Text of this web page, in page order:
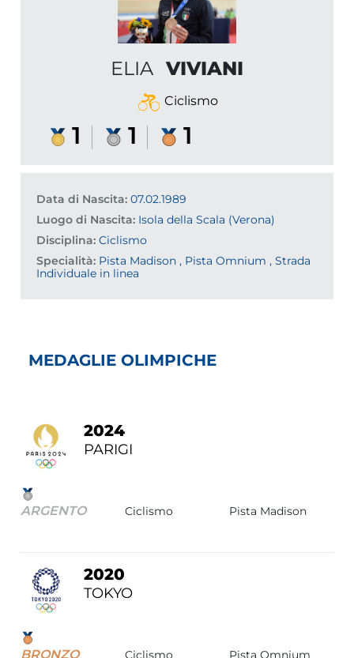
ELIA VIVIANI
Ciclismo
1 1 1
Data di Nascita: 07.02.1989
Luogo di Nascita: Isola della Scala (Verona)
Disciplina: Ciclismo
Specialità: Pista Madison , Pista Omnium , Strada
Individuale in linea
MEDAGLIE OLIMPICHE
2024
PARIGI
ARGENTO Ciclismo Pista Madison
2020
TOKYO
BRONZO Ciclismo Pista Omnium